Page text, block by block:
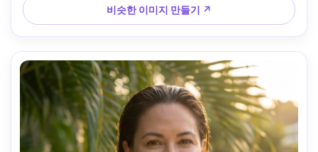
--ar 4:5
비슷한 이미지 만들기 ↗